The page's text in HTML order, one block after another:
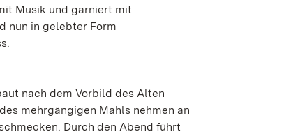
Musik und garniert mit
nun in gelebter Form
nach dem Vorbild des Alten
mehrgängigen Mahls nehmen an
Durch den Abend führt